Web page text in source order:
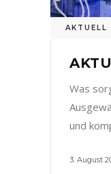
AKTUELL
Was
und
3. August